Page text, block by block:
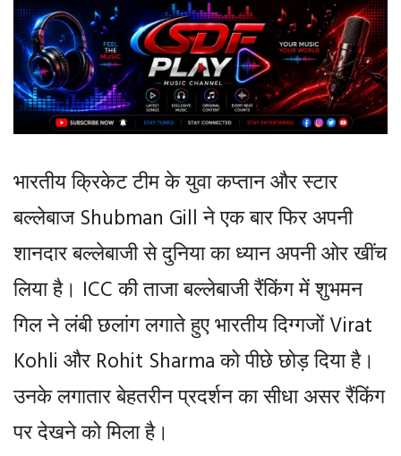
भारतीय क्रिकेट टीम के युवा कप्तान और स्टार
बल्लेबाज Shubman Gill ने एक बार फिर अपनी
शानदार बल्लेबाजी से दुनिया का ध्यान अपनी ओर खींच
लिया है। ICC की ताजा बल्लेबाजी रैंकिंग में शुभमन
गिल ने लंबी छलांग लगाते हुए भारतीय दिग्गजों Virat
Kohli और Rohit Sharma को पीछे छोड़ दिया है।
उनके लगातार बेहतरीन प्रदर्शन का सीधा असर रैंकिंग
पर देखने को मिला है।